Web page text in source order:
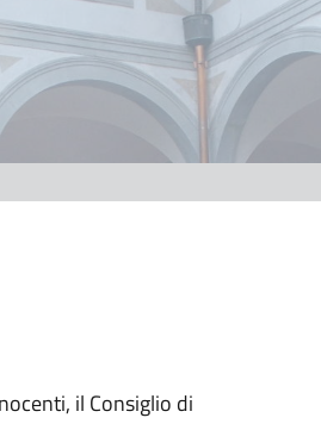
il Consiglio di